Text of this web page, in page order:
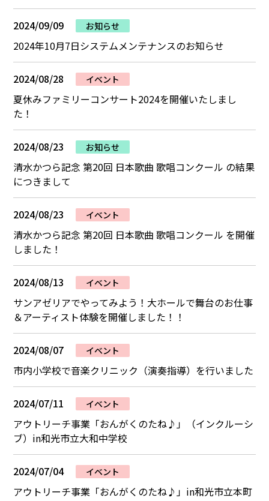
2024/09/09 お知らせ
2024年10月7日システムメンテナンスのお知らせ
2024/08/28 イベント
夏休みファミリーコンサート2024を開催いたしまし
た！
2024/08/23 お知らせ
清水かつら記念 第20回 日本歌曲 歌唱コンクール の結果
につきまして
2024/08/23 イベント
清水かつら記念 第20回 日本歌曲 歌唱コンクール を開催
しました！
2024/08/13 イベント
サンアゼリアでやってみよう！大ホールで舞台のお仕事
＆アーティスト体験を開催しました！！
2024/08/07 イベント
市内小学校で音楽クリニック（演奏指導）を行いました
2024/07/11 イベント
アウトリーチ事業「おんがくのたね♪」（インクルーシ
ブ）in和光市立大和中学校
2024/07/04 イベント
アウトリーチ事業「おんがくのたね♪」in和光市立本町